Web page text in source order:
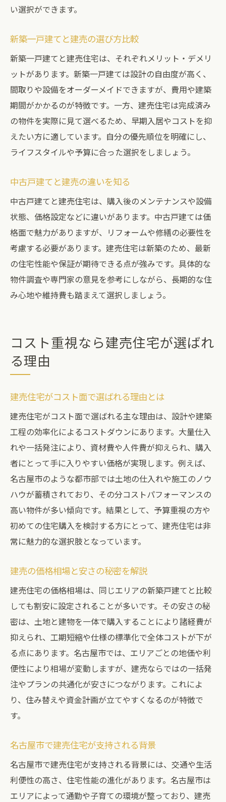
い選択ができます。
新築一戸建てと建売の選び方比較
新築一戸建てと建売住宅は、それぞれメリット・デメリ
ットがあります。新築一戸建ては設計の自由度が高く、
間取りや設備をオーダーメイドできますが、費用や建築
期間がかかるのが特徴です。一方、建売住宅は完成済み
の物件を実際に見て選べるため、早期入居やコストを抑
えたい方に適しています。自分の優先順位を明確にし、
ライフスタイルや予算に合った選択をしましょう。
中古戸建てと建売の違いを知る
中古戸建てと建売住宅は、購入後のメンテナンスや設備
状態、価格設定などに違いがあります。中古戸建ては価
格面で魅力がありますが、リフォームや修繕の必要性を
考慮する必要があります。建売住宅は新築のため、最新
の住宅性能や保証が期待できる点が強みです。具体的な
物件調査や専門家の意見を参考にしながら、長期的な住
み心地や維持費も踏まえて選択しましょう。
コスト重視なら建売住宅が選ばれ
る理由
建売住宅がコスト面で選ばれる理由とは
建売住宅がコスト面で選ばれる主な理由は、設計や建築
工程の効率化によるコストダウンにあります。大量仕入
れや一括発注により、資材費や人件費が抑えられ、購入
者にとって手に入りやすい価格が実現します。例えば、
名古屋市のような都市部では土地の仕入れや施工のノウ
ハウが蓄積されており、その分コストパフォーマンスの
高い物件が多い傾向です。結果として、予算重視の方や
初めての住宅購入を検討する方にとって、建売住宅は非
常に魅力的な選択肢となっています。
建売の価格相場と安さの秘密を解説
建売住宅の価格相場は、同じエリアの新築戸建てと比較
しても割安に設定されることが多いです。その安さの秘
密は、土地と建物を一体で購入することにより諸経費が
抑えられ、工期短縮や仕様の標準化で全体コストが下が
る点にあります。名古屋市では、エリアごとの地価や利
便性により相場が変動しますが、建売ならではの一括発
注やプランの共通化が安さにつながります。これによ
り、住み替えや資金計画が立てやすくなるのが特徴で
す。
名古屋市で建売住宅が支持される背景
名古屋市で建売住宅が支持される背景には、交通や生活
利便性の高さ、住宅性能の進化があります。名古屋市は
エリアによって通勤や子育ての環境が整っており、建売